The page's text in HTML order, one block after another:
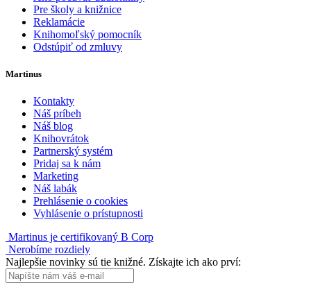
Pre školy a knižnice
Reklamácie
Knihomoľský pomocník
Odstúpiť od zmluvy
Martinus
Kontakty
Náš príbeh
Náš blog
Knihovrátok
Partnerský systém
Pridaj sa k nám
Marketing
Náš labák
Prehlásenie o cookies
Vyhlásenie o prístupnosti
Martinus je certifikovaný B Corp
Nerobíme rozdiely
Najlepšie novinky sú tie knižné. Získajte ich ako prví: